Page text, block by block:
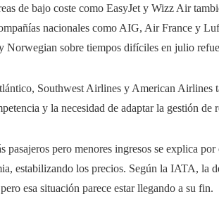
de bajo coste como EasyJet y Wizz Air
nacionales como AIG, Air France y
sobre tiempos difíciles en julio
Southwest Airlines y American Airlines
y la necesidad de adaptar la gestión de
pasajeros pero menores ingresos se explica
estabilizando los precios. Según la IATA, la
esa situación parece estar llegando a su fin.